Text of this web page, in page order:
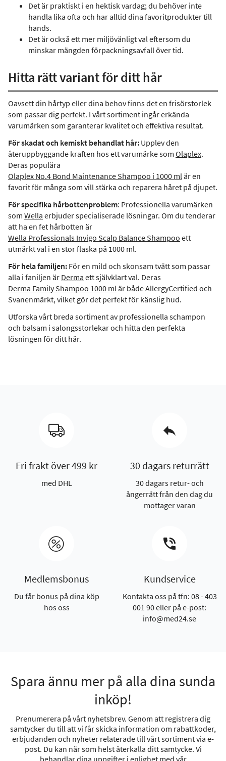
Det är praktiskt i en hektisk vardag; du behöver inte
handla lika ofta och har alltid dina favoritprodukter till
hands.
Det är också ett mer miljövänligt val eftersom du
minskar mängden förpackningsavfall över tid.
Hitta rätt variant för ditt hår
Oavsett din hårtyp eller dina behov finns det en frisörstorlek
som passar dig perfekt. I vårt sortiment ingår erkända
varumärken som garanterar kvalitet och effektiva resultat.
För skadat och kemiskt behandlat hår: Upplev den
återuppbyggande kraften hos ett varumärke som Olaplex.
Deras populära
Olaplex No.4 Bond Maintenance Shampoo i 1000 mlär en
favorit för många som vill stärka och reparera håret på djupet.
För specifika hårbottenproblem: Professionella varumärken
som Wella erbjuder specialiserade lösningar. Om du tenderar
att ha en fet hårbotten är
Wella Professionals Invigo Scalp Balance Shampoo ett
utmärkt val i en stor flaska på 1000 ml.
För hela familjen: För en mild och skonsam tvätt som passar
alla i faniljen är Derma ett självklart val. Deras
Derma Family Shampoo 1000 mlär både AllergyCertified och
Svanenmärkt, vilket gör det perfekt för känslig hud.
Utforska vårt breda sortiment av professionella schampon
och balsam i salongsstorlekar och hitta den perfekta
lösningen för ditt hår.
Fri frakt över 499 kr
med DHL
30 dagars returrätt
30 dagars retur- och
ångerrätt från den dag du
mottager varan
Medlemsbonus
Du får bonus på dina köp
hos oss
Kundservice
Kontakta oss på tfn: 08 - 403
001 90 eller på e-post:
info@med24.se
Spara ännu mer på alla dina sunda
inköp!
Prenumerera på vårt nyhetsbrev. Genom att registrera dig
samtycker du till att vi får skicka information om rabattkoder,
erbjudanden och nyheter relaterade till vårt sortiment via e-
post. Du kan när som helst återkalla ditt samtycke. Vi
behandlar dina uppgifter i enlighet med vår